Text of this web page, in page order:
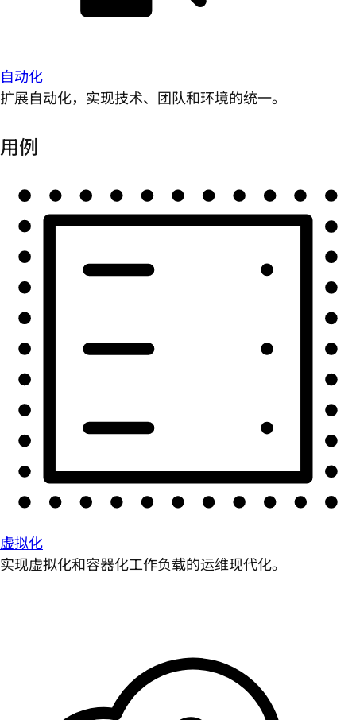
自动化
扩展自动化，实现技术、团队和环境的统一。
用例
虚拟化
实现虚拟化和容器化工作负载的运维现代化。